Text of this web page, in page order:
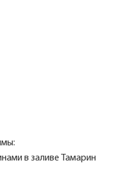
в заливе Тамарин